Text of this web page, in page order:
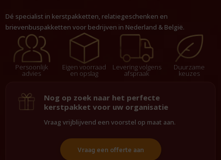
Dé specialist in kerstpakketten, relatiegeschenken en
brievenbuspakketten voor bedrijven in Nederland & België.
Persoonlijk
advies
Eigen voorraad
en opslag
Levering volgens
afspraak
Duurzame
keuzes
Nog op zoek naar het perfecte
kerstpakket voor uw organisatie
Vraag vrijblijvend een voorstel op maat aan.
Vraag een offerte aan